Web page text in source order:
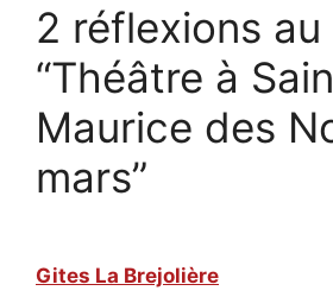
2 réflexions
“Théâtre à
Maurice des
mars”
Gites La Brejolière